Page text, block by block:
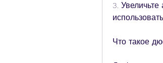
3.
Что такое